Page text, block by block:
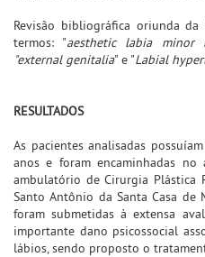
Revisão bibliográfica oriunda
termos: "aesthetic labia minor
"external genitalia" e "Labial
RESULTADOS
As pacientes analisadas
anos e foram encaminhadas
ambulatório de Cirurgia Plástica
Santo Antônio da Santa Casa de
foram submetidas à extensa
importante dano psicossocial
lábios, sendo proposto o